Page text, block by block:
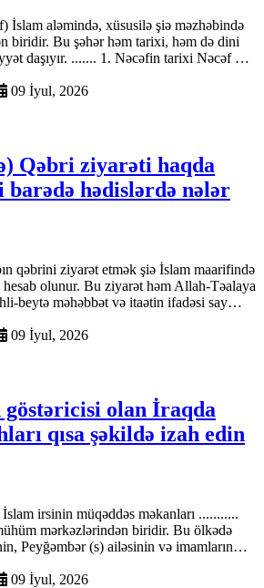
İslam aləmində, xüsusilə şiə məzhəbində
biridir. Bu şəhər həm tarixi, həm də dini
daşıyır. ....... 1. Nəcəfin tarixi Nəcəf …
09 İyul, 2026
Qəbri ziyarəti haqda
hədislərdə nələr
qəbrini ziyarət etmək şiə İslam maarifində
olunur. Bu ziyarət həm Allah-Təalaya
beytə məhəbbət və itaətin ifadəsi say…
09 İyul, 2026
olan İraqda
qısa şəkildə izah edin
irsinin müqəddəs məkanları ...........
mərkəzlərindən biridir. Bu ölkədə
Peyğəmbər (s) ailəsinin və imamların…
09 İyul, 2026